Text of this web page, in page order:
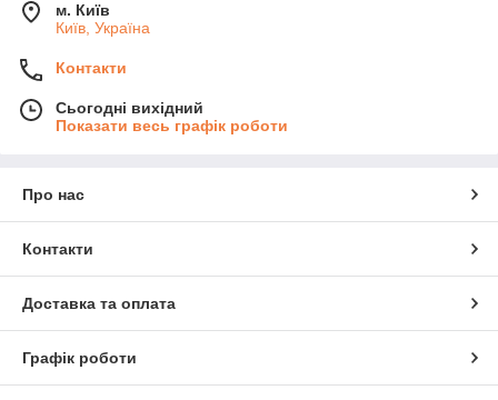
м. Київ
Київ, Україна
Контакти
Сьогодні вихідний
Показати весь графік роботи
Про нас
Контакти
Доставка та оплата
Графік роботи